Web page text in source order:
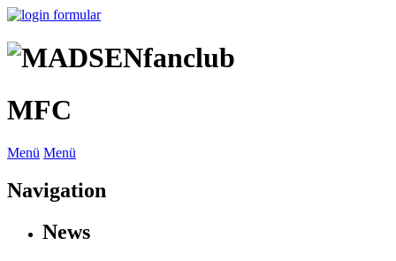
MFC
Menü Menü
Navigation
News